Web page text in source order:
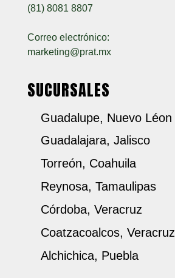
(81) 8081 8807
Correo electrónico:
marketing@prat.mx
SUCURSALES
Guadalupe, Nuevo Léon
Guadalajara, Jalisco
Torreón, Coahuila
Reynosa, Tamaulipas
Córdoba, Veracruz
Coatzacoalcos, Veracruz
Alchichica, Puebla